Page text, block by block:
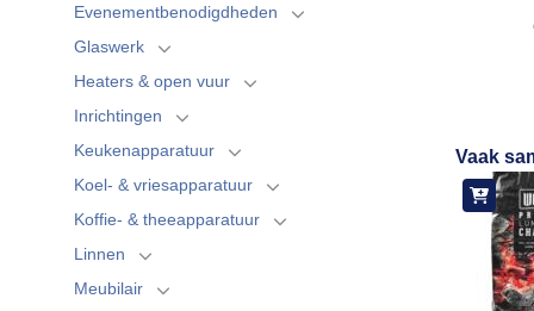
Evenementbenodigdheden
Glaswerk
Heaters & open vuur
Inrichtingen
Keukenapparatuur
Koel- & vriesapparatuur
Koffie- & theeapparatuur
Linnen
Meubilair
Vaak